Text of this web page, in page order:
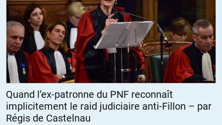
Quand l’ex-patronne du PNF reconnaît
implicitement le raid judiciaire anti-Fillon – par
Régis de Castelnau